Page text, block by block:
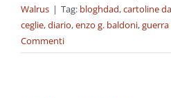
Walrus | Tag: bloghdad,cartoline
ceglie,diario,enzo g. baldoni,guerra
Commenti